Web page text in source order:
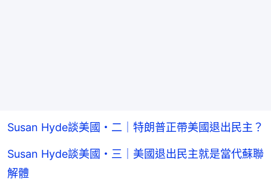
Susan Hyde談美國・二｜特朗普正帶美國退出民主？
Susan Hyde談美國・三｜美國退出民主就是當代蘇聯
解體